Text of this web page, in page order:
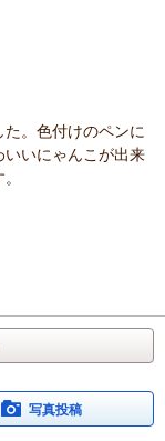
。色付けのペンに
いにゃんこが出来
写真投稿